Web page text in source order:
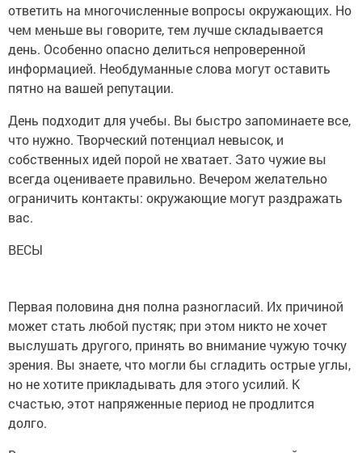
ответить на многочисленные вопросы окружающих. Но
чем меньше вы говорите, тем лучше складывается
день. Особенно опасно делиться непроверенной
информацией. Необдуманные слова могут оставить
пятно на вашей репутации.
День подходит для учебы. Вы быстро запоминаете все,
что нужно. Творческий потенциал невысок, и
собственных идей порой не хватает. Зато чужие вы
всегда оцениваете правильно. Вечером желательно
ограничить контакты: окружающие могут раздражать
вас.
ВЕСЫ
Первая половина дня полна разногласий. Их причиной
может стать любой пустяк; при этом никто не хочет
выслушать другого, принять во внимание чужую точку
зрения. Вы знаете, что могли бы сгладить острые углы,
но не хотите прикладывать для этого усилий. К
счастью, этот напряженные период не продлится
долго.